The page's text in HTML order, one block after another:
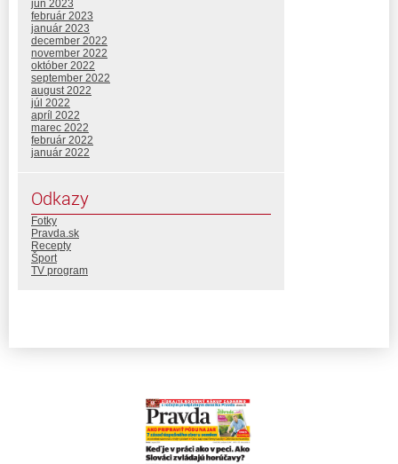
jún 2023
február 2023
január 2023
december 2022
november 2022
október 2022
september 2022
august 2022
júl 2022
apríl 2022
marec 2022
február 2022
január 2022
Odkazy
Fotky
Pravda.sk
Recepty
Šport
TV program